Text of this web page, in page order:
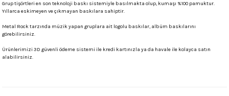
Grup tişörtleri en son teknoloji baskı sistemiyle basılmakta olup, kumaşı %100 pamuktur.
Yıllarca eskimeyen ve çıkmayan baskılara sahiptir.
Metal Rock tarzında müzik yapan gruplara ait logolu baskılar, albüm baskılarını
görebilirsiniz.
Ürünlerimizi 3D güvenli ödeme sistemi ile kredi kartınızla ya da havale ile kolayca satın
alabilirsiniz.